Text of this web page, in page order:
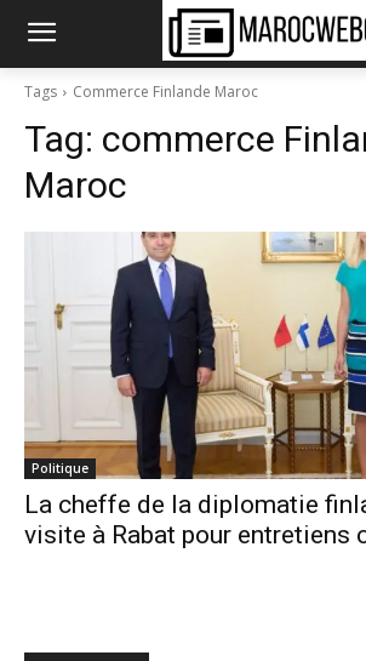
Tags Commerce Finlande Maroc
Tag: commerce
Maroc
Politique
La cheffe de la diplomatie
visite à Rabat pour entretiens